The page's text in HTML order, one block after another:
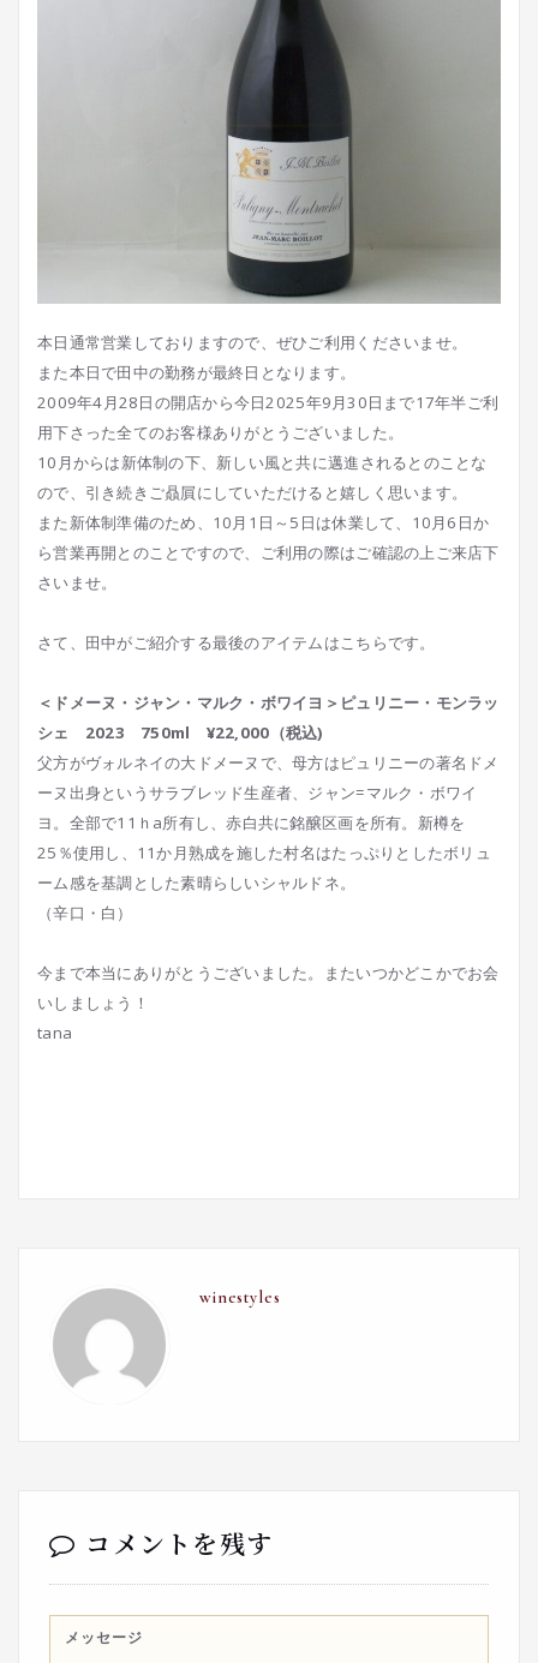
本日通常営業しておりますので、ぜひご利用くださいませ。
また本日で田中の勤務が最終日となります。
2009年4月28日の開店から今日2025年9月30日まで17年半ご利
用下さった全てのお客様ありがとうございました。
10月からは新体制の下、新しい風と共に邁進されるとのことな
ので、引き続きご贔屓にしていただけると嬉しく思います。
また新体制準備のため、10月1日～5日は休業して、10月6日か
ら営業再開とのことですので、ご利用の際はご確認の上ご来店下
さいませ。
さて、田中がご紹介する最後のアイテムはこちらです。
＜ドメーヌ・ジャン・マルク・ボワイヨ＞ピュリニー・モンラッ
シェ 2023 750ml ¥22,000（税込)
父方がヴォルネイの大ドメーヌで、母方はピュリニーの著名ドメ
ーヌ出身というサラブレッド生産者、ジャン=マルク・ボワイ
ヨ。全部で11ｈa所有し、赤白共に銘醸区画を所有。新樽を
25％使用し、11か月熟成を施した村名はたっぷりとしたボリュ
ーム感を基調とした素晴らしいシャルドネ。
（辛口・白）
今まで本当にありがとうございました。またいつかどこかでお会
いしましょう！
tana
winestyles
コメントを残す